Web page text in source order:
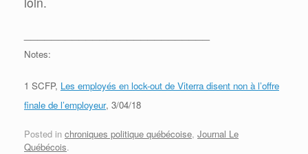
Notes:
1 SCFP, Les employés en lock-out de Viterra disent non à l’offre
finale de l’employeur, 3/04/18
Posted in chroniques politique québécoise, Journal Le
Québécois.